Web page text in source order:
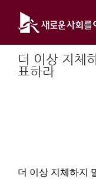
content
더 이상 지체
표하라
더 이상 지체하지